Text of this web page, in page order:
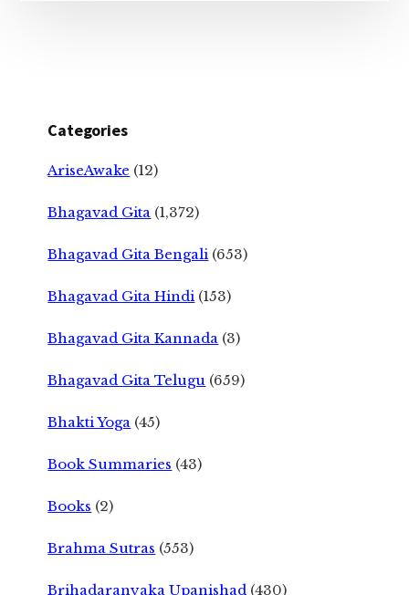
Categories
AriseAwake (12)
Bhagavad Gita (1,372)
Bhagavad Gita Bengali (653)
Bhagavad Gita Hindi (153)
Bhagavad Gita Kannada (3)
Bhagavad Gita Telugu (659)
Bhakti Yoga (45)
Book Summaries (43)
Books (2)
Brahma Sutras (553)
Brihadaranyaka Upanishad (430)